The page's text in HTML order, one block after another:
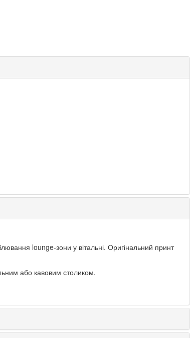
lounge-зони у вітальні. Оригінальний принт
або кавовим столиком.